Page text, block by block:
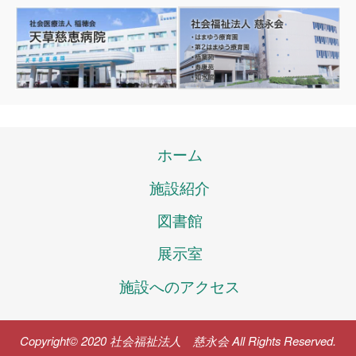
ホーム
施設紹介
図書館
展示室
施設へのアクセス
Copyright© 2020 社会福祉法人 慈永会 All Rights Reserved.